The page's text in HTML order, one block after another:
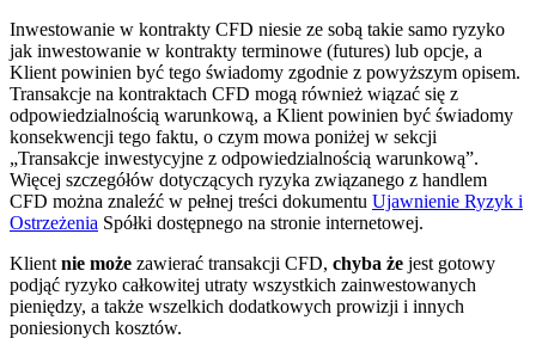
Inwestowanie w kontrakty CFD niesie ze sobą takie samo ryzyko
jak inwestowanie w kontrakty terminowe (futures) lub opcje, a
Klient powinien być tego świadomy zgodnie z powyższym opisem.
Transakcje na kontraktach CFD mogą również wiązać się z
odpowiedzialnością warunkową, a Klient powinien być świadomy
konsekwencji tego faktu, o czym mowa poniżej w sekcji
„Transakcje inwestycyjne z odpowiedzialnością warunkową”.
Więcej szczegółów dotyczących ryzyka związanego z handlem
CFD można znaleźć w pełnej treści dokumentu Ujawnienie Ryzyk i
Ostrzeżenia Spółki dostępnego na stronie internetowej.
Klient nie może zawierać transakcji CFD, chyba że jest gotowy
podjąć ryzyko całkowitej utraty wszystkich zainwestowanych
pieniędzy, a także wszelkich dodatkowych prowizji i innych
poniesionych kosztów.